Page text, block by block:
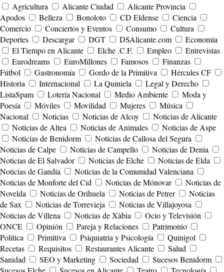
Agricultura
Alicante Ciudad
Alicante Provincia
Apodos
Belleza Bonoloto CD Eldense
Ciencia
Comercio
Conciertos y Eventos Consumo
Cultura
Deportes
Descargar DGT DSAlicante.com
Economía
El Tiempo en Alicante
Elche .C.F. Empleo
Entrevistas
Eurodreams
EuroMillones Famosos
Finanzas
Fútbol
Gastronomía Gordo de la Primitiva
Hércules CF
Historia
Internacional La Quiniela
Legal y Derecho
ListaSpam
Lotería Nacional Medio Ambiente
Moda y
Poesía
Móviles Movilidad Mujeres
Música
Nacional
Noticias Noticias de Alcoy
Noticias de Alicante
Noticias de Altea
Noticias de Animales
Noticias de Aspe
Noticias de Benidorm
Noticias de Callosa del Segura
Noticias de Calpe
Noticias de Campello
Noticias de Denia
Noticias de El Salvador
Noticias de Elche
Noticias de Elda
Noticias de Gandía
Noticias de la Comunidad Valenciana
Noticias de Monforte del Cid
Noticias de Mónovar
Noticias de
Novelda
Noticias de Orihuela Noticias de Petrer
Noticias
de Sax
Noticias de Torrevieja
Noticias de Villajoyosa
Noticias de Villena
Noticias de Xàbia
Ocio y Televisión
ONCE
Opinión Pareja y Relaciones
Patrimonio
Política
Primitiva Psiquiatría y Psicología
Quinigol
Recetas
Requisitos Restaurantes Alicante
Salud
Sanidad
SEO y Marketing Sociedad
Sucesos Benidorm